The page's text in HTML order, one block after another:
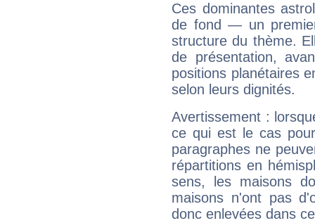
Ces dominantes
de fond — un
structure du thème.
de présentation,
positions planétaires
selon leurs dignités.
Avertissement :
ce qui est le cas
paragraphes ne
répartitions en
sens, les maisons
maisons n'ont pas
donc enlevées dans